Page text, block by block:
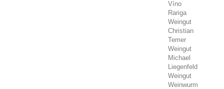
Víno
Rariga
Weingut
Christian
Temer
Weingut
Michael
Liegenfeld
Weingut
Weinwurm